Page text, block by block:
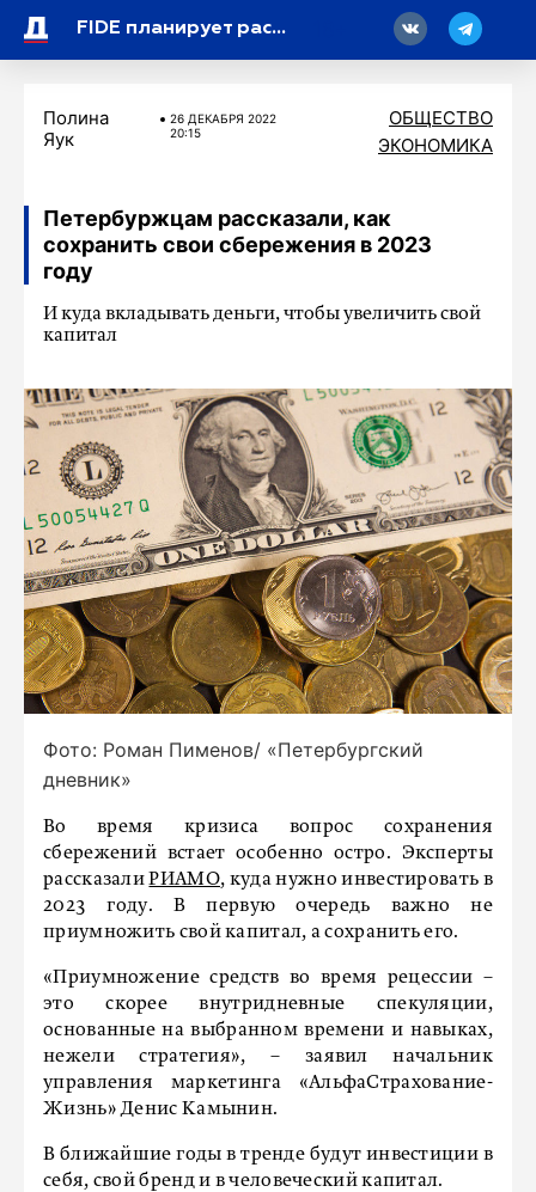
FIDE планирует рассмотреть возможность допуска российских шахматистов к Олимпиаде
Полина
Яук
26 ДЕКАБРЯ 2022
20:15
ОБЩЕСТВО
ЭКОНОМИКА
Петербуржцам рассказали, как
сохранить свои сбережения в 2023
году
И куда вкладывать деньги, чтобы увеличить свой
капитал
Фото: Роман Пименов/ «Петербургский
дневник»
Во время кризиса вопрос сохранения
сбережений встает особенно остро. Эксперты
рассказалиРИАМО, куда нужно инвестировать в
2023 году. В первую очередь важно не
приумножить свой капитал, а сохранить его.
«Приумножение средств во время рецессии –
это скорее внутридневные спекуляции,
основанные на выбранном времени и навыках,
нежели стратегия», – заявил начальник
управления маркетинга «АльфаСтрахование-
Жизнь» Денис Камынин.
В ближайшие годы в тренде будут инвестиции в
себя, свой бренд и в человеческий капитал.